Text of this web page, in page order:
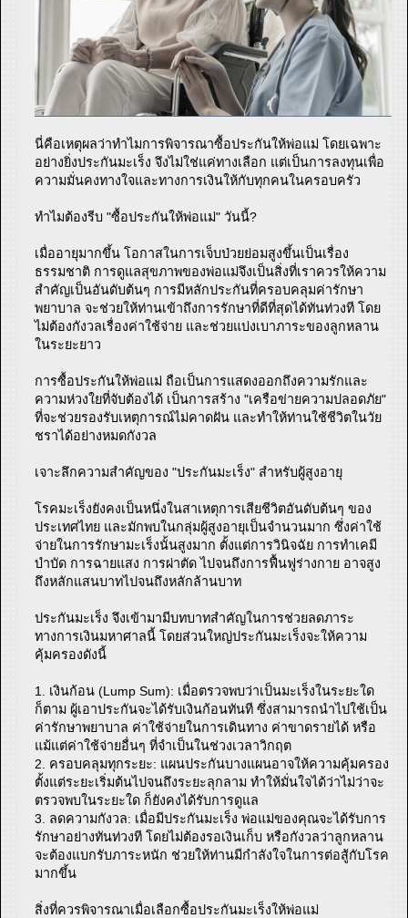
นี่คือเหตุผลว่าทำไมการพิจารณาซื้อประกันให้พ่อแม่ โดยเฉพาะ
อย่างยิ่งประกันมะเร็ง จึงไม่ใช่แค่ทางเลือก แต่เป็นการลงทุนเพื่อ
ความมั่นคงทางใจและทางการเงินให้กับทุกคนในครอบครัว
ทำไมต้องรีบ "ซื้อประกันให้พ่อแม่" วันนี้?
เมื่ออายุมากขึ้น โอกาสในการเจ็บป่วยย่อมสูงขึ้นเป็นเรื่อง
ธรรมชาติ การดูแลสุขภาพของพ่อแม่จึงเป็นสิ่งที่เราควรให้ความ
สำคัญเป็นอันดับต้นๆ การมีหลักประกันที่ครอบคลุมค่ารักษา
พยาบาล จะช่วยให้ท่านเข้าถึงการรักษาที่ดีที่สุดได้ทันท่วงที โดย
ไม่ต้องกังวลเรื่องค่าใช้จ่าย และช่วยแบ่งเบาภาระของลูกหลาน
ในระยะยาว
การซื้อประกันให้พ่อแม่ ถือเป็นการแสดงออกถึงความรักและ
ความห่วงใยที่จับต้องได้ เป็นการสร้าง "เครือข่ายความปลอดภัย"
ที่จะช่วยรองรับเหตุการณ์ไม่คาดฝัน และทำให้ท่านใช้ชีวิตในวัย
ชราได้อย่างหมดกังวล
เจาะลึกความสำคัญของ "ประกันมะเร็ง" สำหรับผู้สูงอายุ
โรคมะเร็งยังคงเป็นหนึ่งในสาเหตุการเสียชีวิตอันดับต้นๆ ของ
ประเทศไทย และมักพบในกลุ่มผู้สูงอายุเป็นจำนวนมาก ซึ่งค่าใช้
จ่ายในการรักษามะเร็งนั้นสูงมาก ตั้งแต่การวินิจฉัย การทำเคมี
บำบัด การฉายแสง การผ่าตัด ไปจนถึงการฟื้นฟูร่างกาย อาจสูง
ถึงหลักแสนบาทไปจนถึงหลักล้านบาท
ประกันมะเร็ง จึงเข้ามามีบทบาทสำคัญในการช่วยลดภาระ
ทางการเงินมหาศาลนี้ โดยส่วนใหญ่ประกันมะเร็งจะให้ความ
คุ้มครองดังนี้
1. เงินก้อน (Lump Sum): เมื่อตรวจพบว่าเป็นมะเร็งในระยะใด
ก็ตาม ผู้เอาประกันจะได้รับเงินก้อนทันที ซึ่งสามารถนำไปใช้เป็น
ค่ารักษาพยาบาล ค่าใช้จ่ายในการเดินทาง ค่าขาดรายได้ หรือ
แม้แต่ค่าใช้จ่ายอื่นๆ ที่จำเป็นในช่วงเวลาวิกฤต
2. ครอบคลุมทุกระยะ: แผนประกันบางแผนอาจให้ความคุ้มครอง
ตั้งแต่ระยะเริ่มต้นไปจนถึงระยะลุกลาม ทำให้มั่นใจได้ว่าไม่ว่าจะ
ตรวจพบในระยะใด ก็ยังคงได้รับการดูแล
3. ลดความกังวล: เมื่อมีประกันมะเร็ง พ่อแม่ของคุณจะได้รับการ
รักษาอย่างทันท่วงที โดยไม่ต้องรอเงินเก็บ หรือกังวลว่าลูกหลาน
จะต้องแบกรับภาระหนัก ช่วยให้ท่านมีกำลังใจในการต่อสู้กับโรค
มากขึ้น
สิ่งที่ควรพิจารณาเมื่อเลือกซื้อประกันมะเร็งให้พ่อแม่